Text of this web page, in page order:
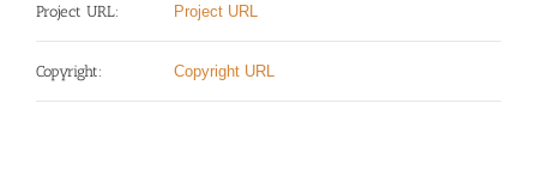
Project URL: Project URL
Copyright: Copyright URL